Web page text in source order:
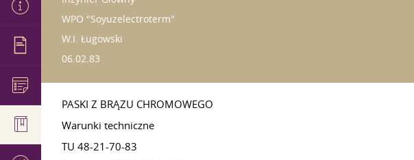
WPO "Soyuzelectroterm"
W.I. Ługowski
06.02.83
PASKI Z BRĄZU CHROMOWEGO
Warunki techniczne
TU 48-21-70-83